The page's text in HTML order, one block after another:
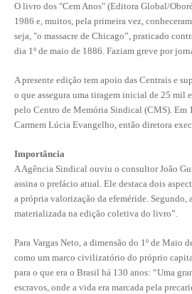
REVISÃO DE APOSENTADORIA
FGTS EXPURGOS
LEGISLAÇÃO
LEI 4.950-A/1966 – PISO SALARIAL
LEI 5.194/1966 – REGULAMENTAÇÃO DA
LEI 6.496/1977 – ART
RES 1.002/2002 – CÓDIGO DE ÉTICA
HOMOLOGAÇÕES
PISO SALARIAL
O livro dos "Cem Anos" (Editora Global/
1986 e, muitos, pela primeira vez,
seja, "o massacre de Chicago”, praticado
dia 1º de maio de 1886. Faziam greve por
A presente edição tem apoio das Centrais e
o que assegura uma tiragem inicial de 25 mil
pelo Centro de Memória Sindical (CMS). Em
Carmem Lúcia Evangelho, então diretora
Importância
A Agência Sindical ouviu o consultor João
assina o prefácio atual. Ele destaca dois
a própria valorização da efeméride. Segundo,
materializada na edição coletiva do livro”.
Para Vargas Neto, a dimensão do 1º de Maio
como um marco civilizatório do próprio
para o que era o Brasil há 130 anos: “Uma
escravos, onde a vida era marcada pela